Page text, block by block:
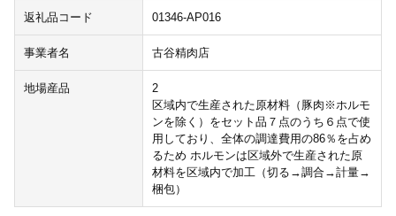
返礼品コード 01346-AP016
事業者名 古谷精肉店
地場産品
2
区域内で生産された原材料（豚肉※ホルモ
ンを除く）をセット品７点のうち６点で使
用しており、全体の調達費用の86％を占め
るため ホルモンは区域外で生産された原
材料を区域内で加工（切る→調合→計量→
梱包）